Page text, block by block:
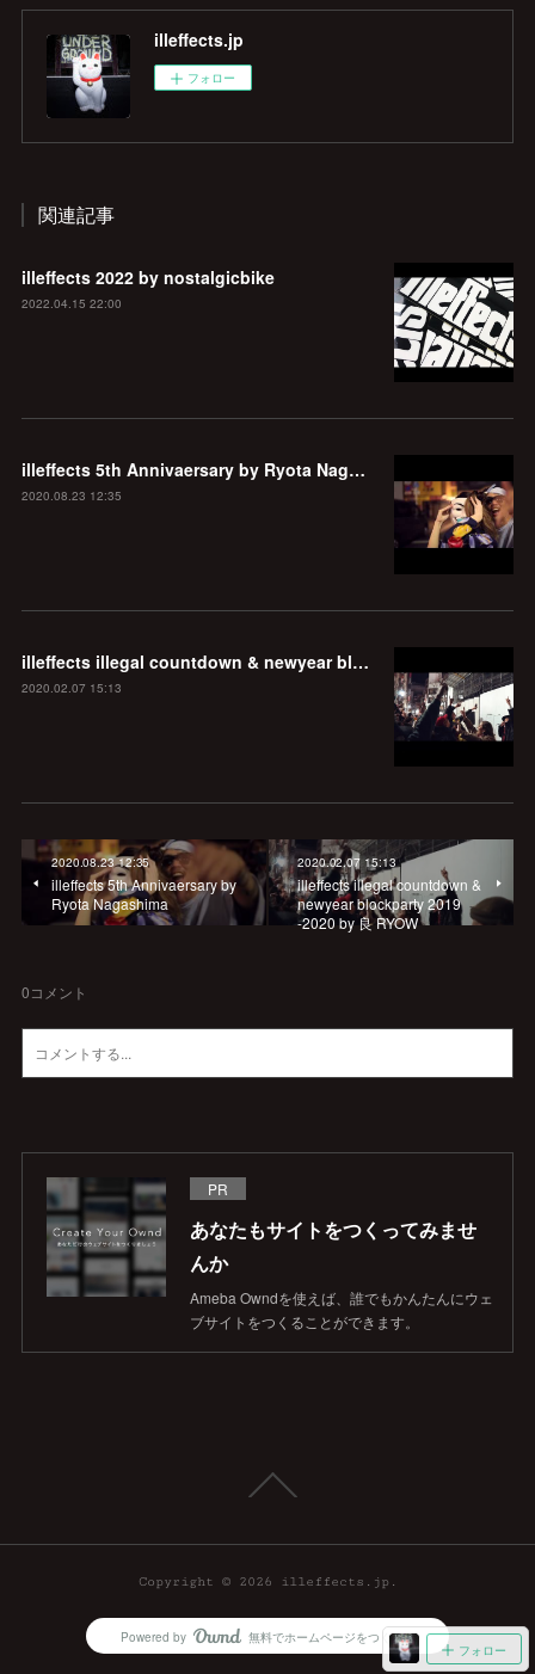
illeffects.jp
フォロー
関連記事
illeffects 2022 by nostalgicbike
2022.04.15 22:00
illeffects 5th Annivaersary by Ryota Nagashima
2020.08.23 12:35
illeffects illegal countdown & newyear blockparty 2019 -2020 by 良 RYOW
2020.02.07 15:13
2020.08.23 12:35
illeffects 5th Annivaersary by
Ryota Nagashima
2020.02.07 15:13
illeffects illegal countdown &
newyear blockparty 2019
-2020 by 良 RYOW
0コメント
PR
あなたもサイトをつくってみませ
んか
Ameba Owndを使えば、誰でもかんたんにウェ
ブサイトをつくることができます。
フォロー
Copyright © 2026 illeffects.jp .
Powered by AmebaOwnd
無料でホームページをつくろう